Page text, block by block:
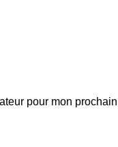
pour mon